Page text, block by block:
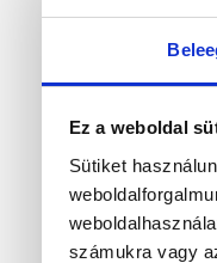
Ez a weboldal
Sütiket
számukra vagy